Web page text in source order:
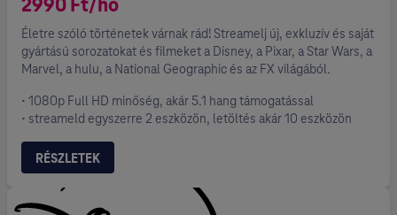
2990 Ft/hó
Életre szóló történetek várnak rád! Streamelj új, exkluzív és saját
gyártású sorozatokat és filmeket a Disney, a Pixar, a Star Wars, a
Marvel, a hulu, a National Geographic és az FX világából.
• 1080p Full HD minőség, akár 5.1 hang támogatással
• streameld egyszerre 2 eszközön, letöltés akár 10 eszközön
RÉSZLETEK